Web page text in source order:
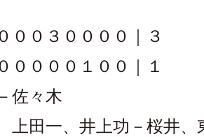
０３００００｜３
０００１００｜１
佐々木
上田一、井上功－桜井、